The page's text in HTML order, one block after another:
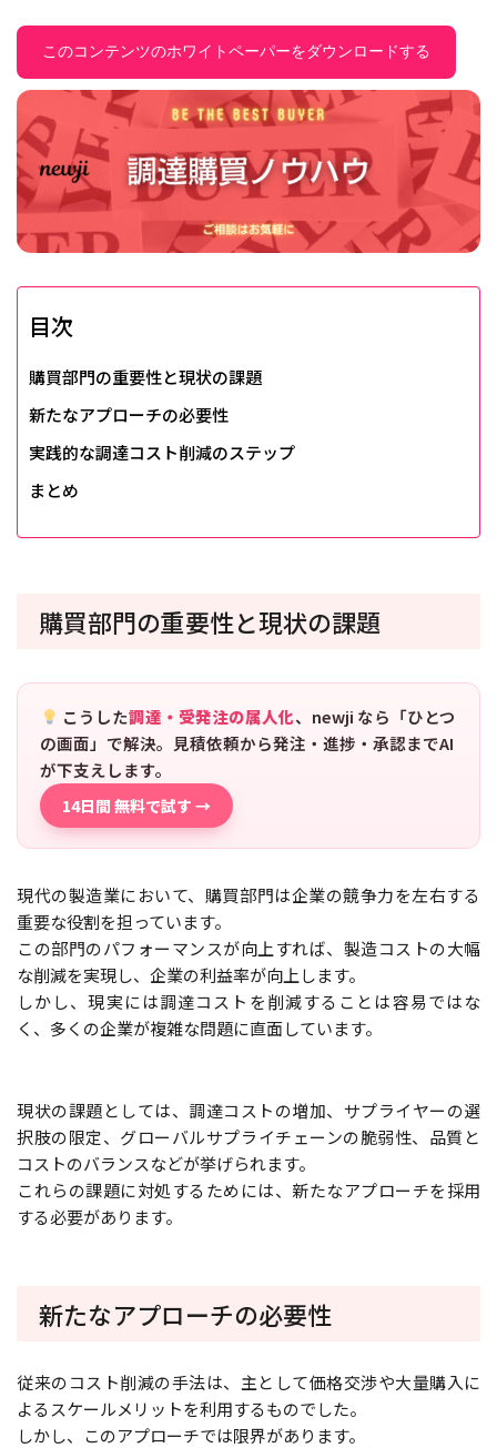
このコンテンツのホワイトペーパーをダウンロードする
目次
購買部門の重要性と現状の課題
新たなアプローチの必要性
実践的な調達コスト削減のステップ
まとめ
購買部門の重要性と現状の課題
こうした調達・受発注の属人化、newji なら「ひとつ
の画面」で解決。見積依頼から発注・進捗・承認までAI
が下支えします。
14日間 無料で試す →
現代の製造業において、購買部門は企業の競争力を左右する
重要な役割を担っています。
この部門のパフォーマンスが向上すれば、製造コストの大幅
な削減を実現し、企業の利益率が向上します。
しかし、現実には調達コストを削減することは容易ではな
く、多くの企業が複雑な問題に直面しています。
現状の課題としては、調達コストの増加、サプライヤーの選
択肢の限定、グローバルサプライチェーンの脆弱性、品質と
コストのバランスなどが挙げられます。
これらの課題に対処するためには、新たなアプローチを採用
する必要があります。
新たなアプローチの必要性
従来のコスト削減の手法は、主として価格交渉や大量購入に
よるスケールメリットを利用するものでした。
しかし、このアプローチでは限界があります。